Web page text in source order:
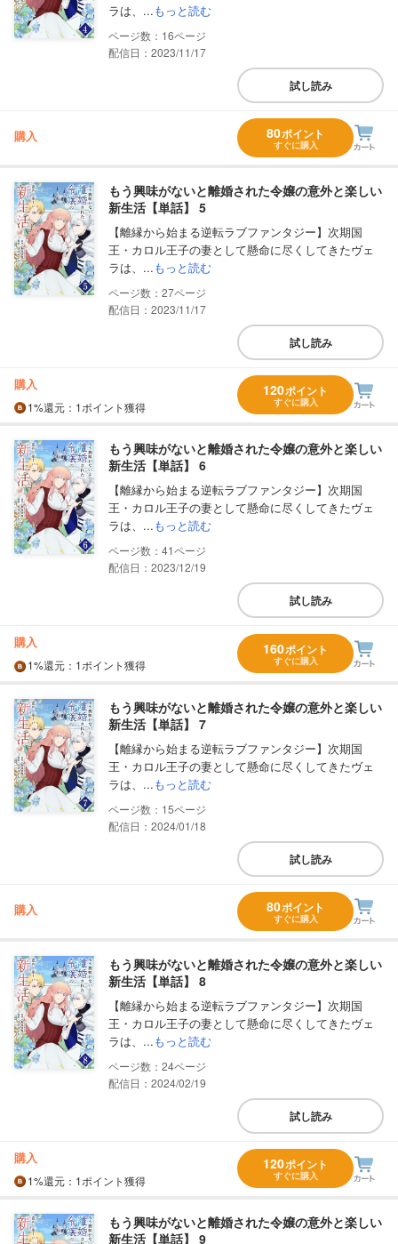
ラは、...もっと読む
16
配信日：2023/11/17
試し読み
購入 80ポイント
すぐに購入
もう興味がないと離婚された令嬢の意外と楽しい
新生活【単話】 5
【離縁から始まる逆転ラブファンタジー】次期国
王・カロル王子の妻として懸命に尽くしてきたヴェ
ラは、...もっと読む
27
配信日：2023/11/17
試し読み
購入
1%還元 ：1ポイント獲得
120ポイント
すぐに購入
もう興味がないと離婚された令嬢の意外と楽しい
新生活【単話】 6
【離縁から始まる逆転ラブファンタジー】次期国
王・カロル王子の妻として懸命に尽くしてきたヴェ
ラは、...もっと読む
41
配信日：2023/12/19
試し読み
購入
1%還元 ：1ポイント獲得
160ポイント
すぐに購入
もう興味がないと離婚された令嬢の意外と楽しい
新生活【単話】 7
【離縁から始まる逆転ラブファンタジー】次期国
王・カロル王子の妻として懸命に尽くしてきたヴェ
ラは、...もっと読む
15
配信日：2024/01/18
試し読み
購入 80ポイント
すぐに購入
もう興味がないと離婚された令嬢の意外と楽しい
新生活【単話】 8
【離縁から始まる逆転ラブファンタジー】次期国
王・カロル王子の妻として懸命に尽くしてきたヴェ
ラは、...もっと読む
24
配信日：2024/02/19
試し読み
購入
1%還元 ：1ポイント獲得
120ポイント
すぐに購入
もう興味がないと離婚された令嬢の意外と楽しい
新生活【単話】 9